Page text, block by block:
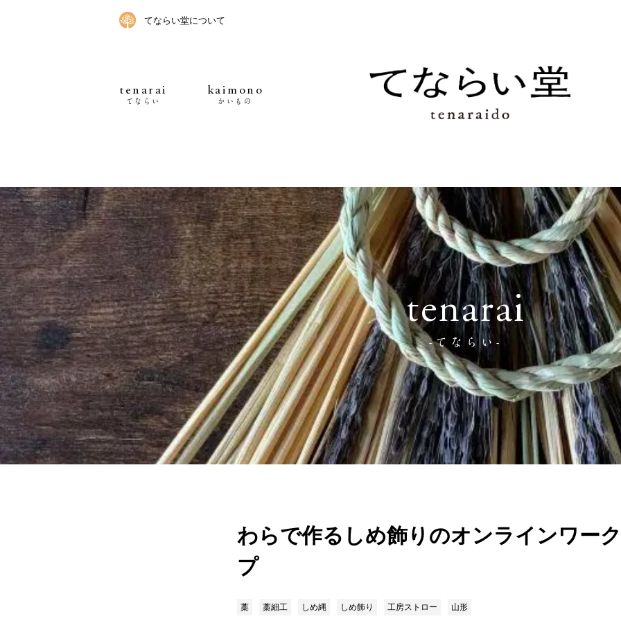
てならい堂について
tenarai
てならい
kaimono
かいもの
tenarai
-てならい-
わらで作るしめ飾りのオンラインワー
プ
藁 藁細工 しめ縄 しめ飾り 工房ストロー 山形